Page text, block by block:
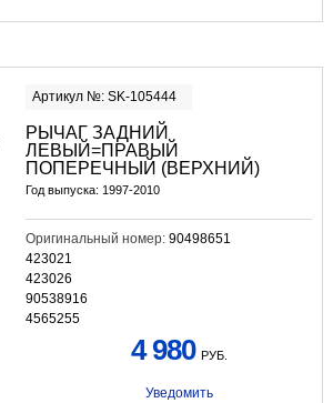
Артикул №: SK-105444
РЫЧАГ ЗАДНИЙ
ЛЕВЫЙ=ПРАВЫЙ
ПОПЕРЕЧНЫЙ (ВЕРХНИЙ)
Год выпуска: 1997-2010
Оригинальный номер: 90498651
423021
423026
90538916
4565255
4 980 РУБ.
Уведомить